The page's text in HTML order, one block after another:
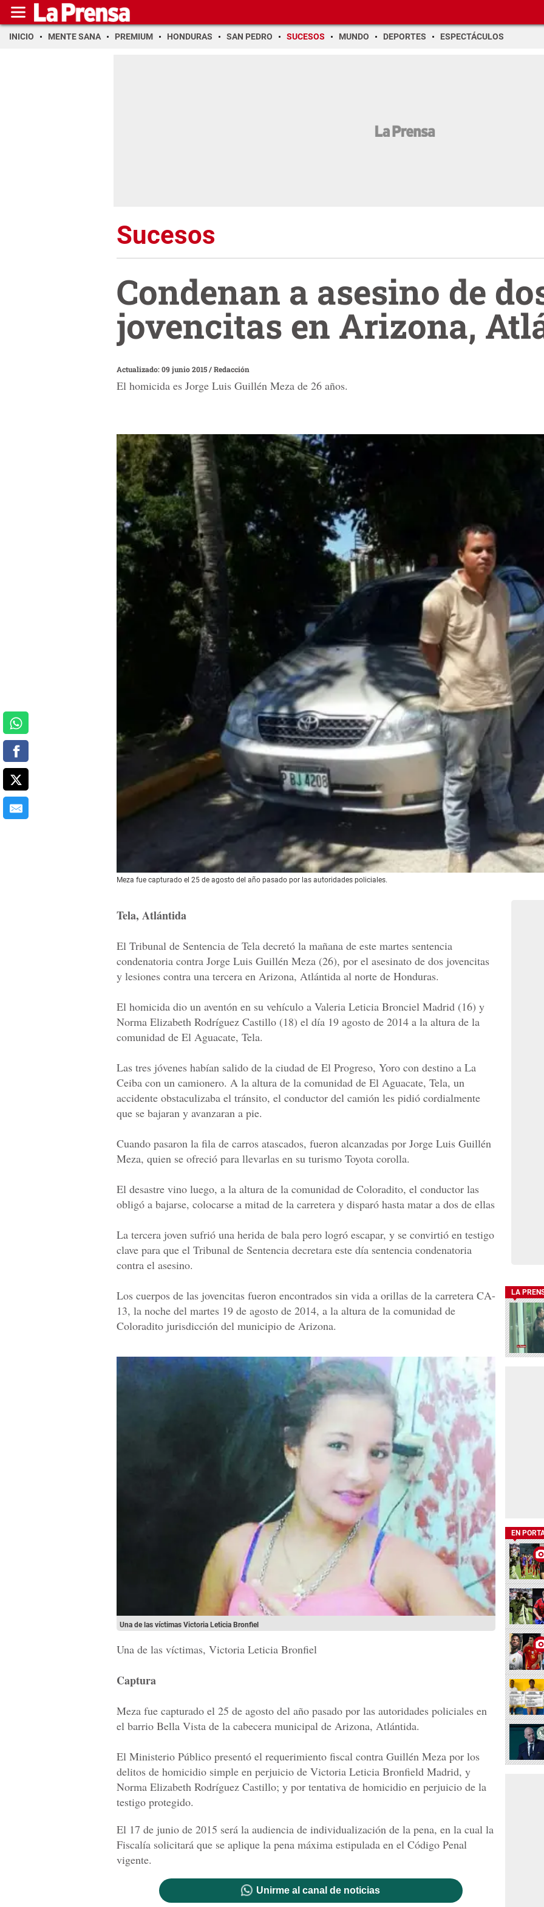
INICIO MENTE SANA PREMIUM HONDURAS SAN PEDRO SUCESOS MUNDO DEPORTES ESPECTÁCULOS
Sucesos
Condenan a asesino de
jovencitas en Arizona,
Actualizado: 09 junio 2015/Redacción
El homicida es Jorge Luis Guillén Meza de 26 años.
Meza fue capturado el 25 de agosto del año pasado por las autoridades policiales.
Tela, Atlántida
El Tribunal de Sentencia de Tela decretó la mañana de este martes sentencia
condenatoria contra Jorge Luis Guillén Meza (26), por el asesinato de dos jovencitas
y lesiones contra una tercera en Arizona, Atlántida al norte de Honduras.
El homicida dio un aventón en su vehículo a Valeria Leticia Bronciel Madrid (16) y
Norma Elizabeth Rodríguez Castillo (18) el día 19 agosto de 2014 a la altura de la
comunidad de El Aguacate, Tela.
Las tres jóvenes habían salido de la ciudad de El Progreso, Yoro con destino a La
Ceiba con un camionero. A la altura de la comunidad de El Aguacate, Tela, un
accidente obstaculizaba el tránsito, el conductor del camión les pidió cordialmente
que se bajaran y avanzaran a pie.
Cuando pasaron la fila de carros atascados, fueron alcanzadas por Jorge Luis Guillén
Meza, quien se ofreció para llevarlas en su turismo Toyota corolla.
El desastre vino luego, a la altura de la comunidad de Coloradito, el conductor las
obligó a bajarse, colocarse a mitad de la carretera y disparó hasta matar a dos de ellas
La tercera joven sufrió una herida de bala pero logró escapar, y se convirtió en testigo
clave para que el Tribunal de Sentencia decretara este día sentencia condenatoria
contra el asesino.
Los cuerpos de las jovencitas fueron encontrados sin vida a orillas de la carretera CA-
13, la noche del martes 19 de agosto de 2014, a la altura de la comunidad de
Coloradito jurisdicción del municipio de Arizona.
Una de las víctimas Victoria Leticia Bronfiel
Una de las víctimas, Victoria Leticia Bronfiel
Captura
Meza fue capturado el 25 de agosto del año pasado por las autoridades policiales en
el barrio Bella Vista de la cabecera municipal de Arizona, Atlántida.
El Ministerio Público presentó el requerimiento fiscal contra Guillén Meza por los
delitos de homicidio simple en perjuicio de Victoria Leticia Bronfield Madrid, y
Norma Elizabeth Rodríguez Castillo; y por tentativa de homicidio en perjuicio de la
testigo protegido.
El 17 de junio de 2015 será la audiencia de individualización de la pena, en la cual la
Fiscalía solicitará que se aplique la pena máxima estipulada en el Código Penal
vigente.
Unirme al canal de noticias
LA
EN